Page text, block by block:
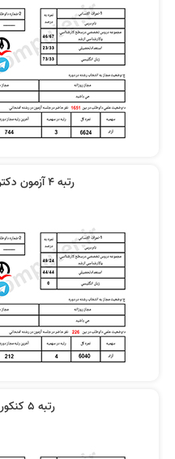
رتبه 4 آزمون دکتری معماری کامپیوتر
رتبه 5 کنکور دکتری نرم افزار